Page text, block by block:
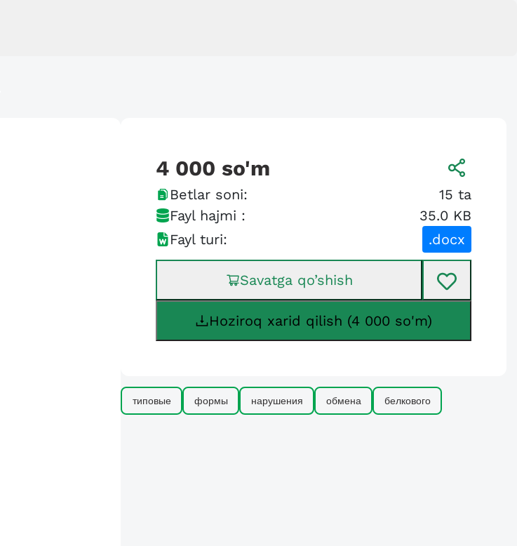
4 000 so'm
Betlar soni: 15 ta
Fayl hajmi :
35.0 KB
Fayl turi:
.docx
Savatga qo’shish
Hoziroq xarid qilish (4 000 so'm)
типовые формы нарушения обмена белкового